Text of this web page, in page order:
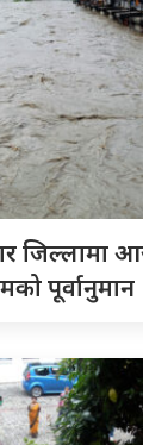
पूर्वानुमान